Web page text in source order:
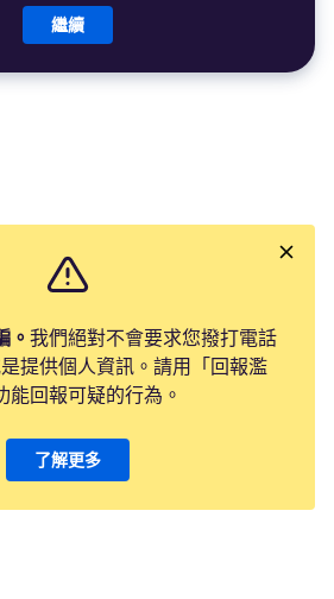
繼續
。 我們絕對不會要求您撥打電話
提供個人資訊。請用「回報濫
能回報可疑的行為。
了解更多